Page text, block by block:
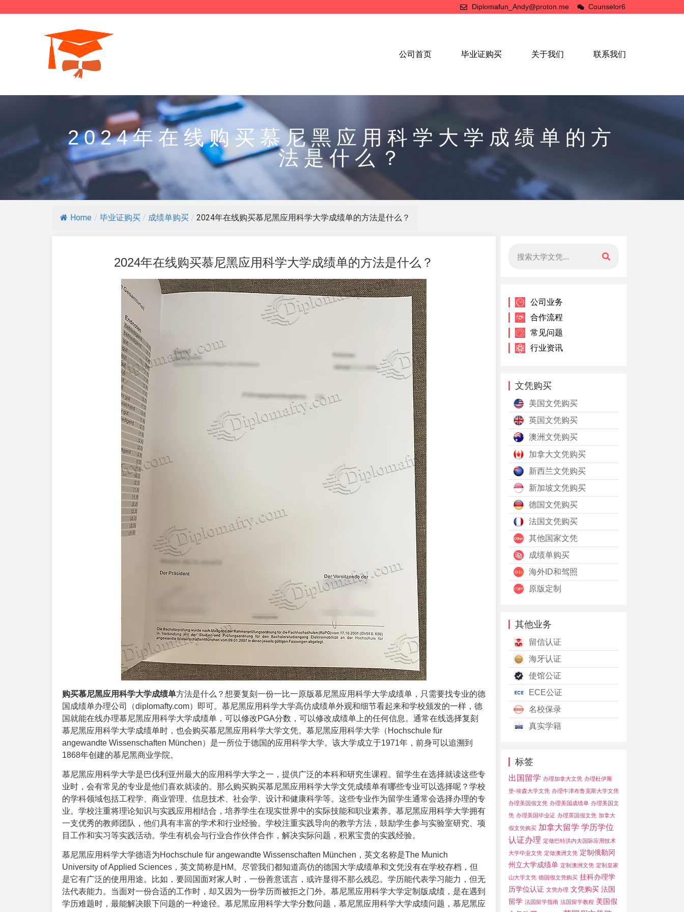
Diplomafun_Andy@proton.me Counselor6
公司首页 毕业证购买 关于我们 联系我们
2024年在线购买慕尼黑应用科学大学成绩单的方
法是什么？
Home / 毕业证购买 / 成绩单购买 / 2024年在线购买慕尼黑应用科学大学成绩单的方法是什么？
2024年在线购买慕尼黑应用科学大学成绩单的方法是什么？
购买慕尼黑应用科学大学成绩单方法是什么？想要复刻一份一比一原版慕尼黑应用科学大学成绩单，只需要找专业的德
国成绩单办理公司
（diplomafty.com）即可。慕尼黑应用科学大学高仿成绩单外观和细节看起来和学校颁发的一样，德
国就能在线办理慕尼黑应用科学大学成绩单，可以修改PGA分数，可以修改成绩单上的任何信息。通常在线选择复刻
慕尼黑应用科学大学成绩单时，也会购买慕尼黑应用科学大学文凭。 慕尼黑应用科学大学 （Hochschule für
angewandte Wissenschaften München）是一所位于德国的应用科学大学。该大学成立于1971年，前身可以追溯到
1868年创建的慕尼黑商业学院。
慕尼黑应用科学大学是巴伐利亚州最大的应用科学大学之一，提供广泛的本科和研究生课程。留学生在选择就读这些专
业时，会有常见的专业是他们喜欢就读的。那么购买购买慕尼黑应用科学大学文凭成绩单有哪些专业可以选择呢？学校
的学科领域包括工程学、商业管理、信息技术、社会学、设计和健康科学等。这些专业作为留学生通常会选择办理的专
业。学校注重将理论知识与实践应用相结合，培养学生在现实世界中的实际技能和职业素养。慕尼黑应用科学大学拥有
一支优秀的教师团队，他们具有丰富的学术和行业经验。学校注重实践导向的教学方法，鼓励学生参与实验室研究、项
目工作和实习等实践活动。学生有机会与行业合作伙伴合作，解决实际问题，积累宝贵的实践经验。
慕尼黑应用科学大学德语为Hochschule für angewandte Wissenschaften München，英文名称是The Munich
University of Applied Sciences，英文简称是HM。尽管我们都知道高仿的德国大学成绩单和文凭没有在学校存档，但
是它有广泛的使用用途。比如，要回国面对家人时，一份善意谎言，或许显得不那么残忍。学历能代表学习能力，但无
法代表能力。当面对一份合适的工作时，却又因为一份学历而被拒之门外。慕尼黑应用科学大学定制版成绩，是在遇到
学历难题时，最能解决眼下问题的一种途径。慕尼黑应用科学大学分数问题，慕尼黑应用科学大学成绩问题，慕尼黑应
公司业务
合作流程
常见问题
行业资讯
文凭购买
美国文凭购买
英国文凭购买
澳洲文凭购买
加拿大文凭购买
新西兰文凭购买
新加坡文凭购买
德国文凭购买
法国文凭购买
其他国家文凭
成绩单购买
海外ID和驾照
原版定制
其他业务
留信认证
海牙认证
使馆公证
ECE公证
名校保录
真实学籍
标签
出国留学 办理加拿大文凭 办理杜伊斯
堡-埃森大学文凭 办理牛津布鲁克斯大学文凭
办理美国假文凭 办理美国成绩单 办理美国文
凭 办理美国毕业证 办理英国假文凭 加拿大
假文凭购买 加拿大留学 学历学位
认证办理 定做巴特洪内夫国际应用技术
大学毕业文凭 定做澳洲文凭 定制俄勒冈
州立大学成绩单 定制澳洲文凭 定制皇家
山大学文凭 德国假文凭购买 挂科办理学
历学位认证 文凭办理 文凭购买 法国
留学 法国留学指南 法国留学教程 美国假